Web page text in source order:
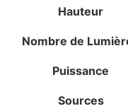
Hauteur
Nombre de
Puissance
Sources